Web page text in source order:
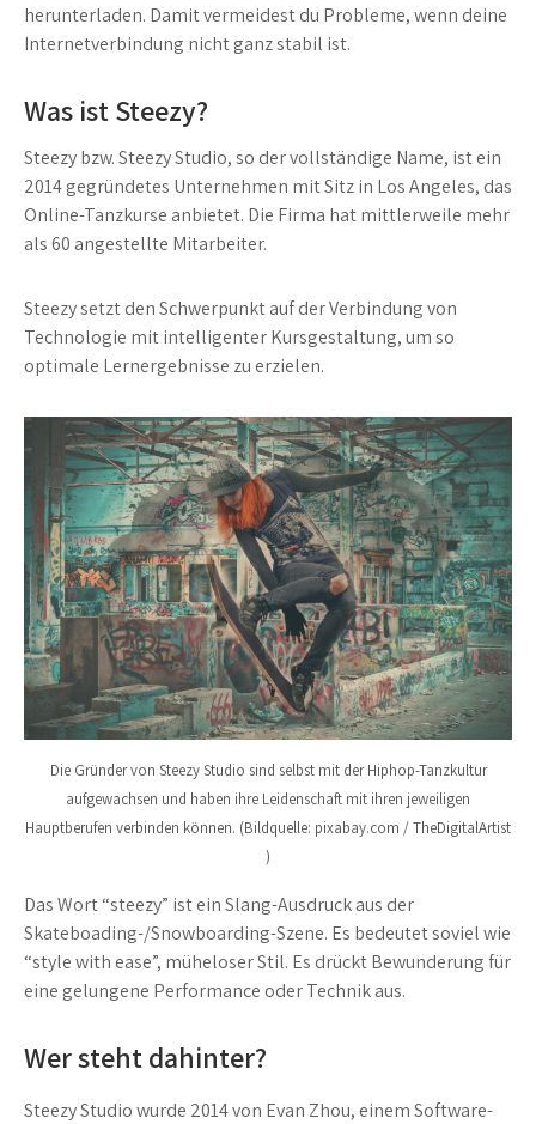
herunterladen. Damit vermeidest du Probleme, wenn deine
Internetverbindung nicht ganz stabil ist.
Was ist Steezy?
Steezy bzw. Steezy Studio, so der vollständige Name, ist ein
2014 gegründetes Unternehmen mit Sitz in Los Angeles, das
Online-Tanzkurse anbietet. Die Firma hat mittlerweile mehr
als 60 angestellte Mitarbeiter.
Steezy setzt den Schwerpunkt auf der Verbindung von
Technologie mit intelligenter Kursgestaltung, um so
optimale Lernergebnisse zu erzielen.
Die Gründer von Steezy Studio sind selbst mit der Hiphop-Tanzkultur
aufgewachsen und haben ihre Leidenschaft mit ihren jeweiligen
Hauptberufen verbinden können. (Bildquelle: pixabay.com / TheDigitalArtist
)
Das Wort “steezy” ist ein Slang-Ausdruck aus der
Skateboading-/Snowboarding-Szene. Es bedeutet soviel wie
“style with ease”, müheloser Stil. Es drückt Bewunderung für
eine gelungene Performance oder Technik aus.
Wer steht dahinter?
Steezy Studio wurde 2014 von Evan Zhou, einem Software-